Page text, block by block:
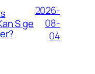
S ge
2026-
08-
04